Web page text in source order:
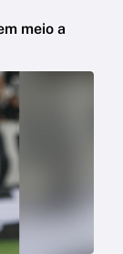
meio a